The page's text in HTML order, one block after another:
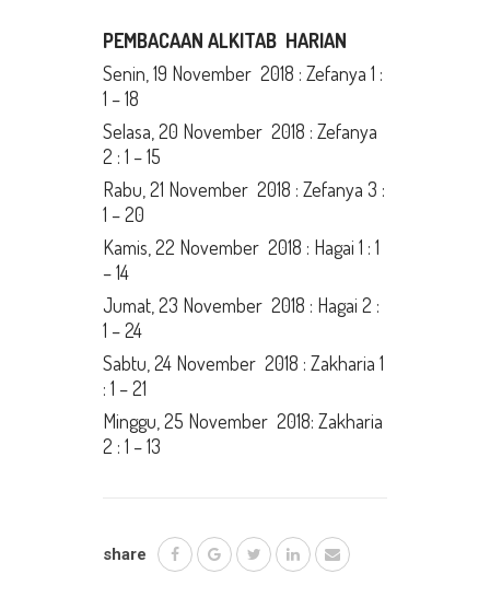
PEMBACAAN ALKITAB HARIAN
Senin, 19 November 2018 : Zefanya 1 :
1 – 18
Selasa, 20 November 2018 : Zefanya
2 : 1 – 15
Rabu, 21 November 2018 : Zefanya 3 :
1 – 20
Kamis, 22 November 2018 : Hagai 1 : 1
– 14
Jumat, 23 November 2018 : Hagai 2 :
1 – 24
Sabtu, 24 November 2018 : Zakharia 1
: 1 – 21
Minggu, 25 November 2018: Zakharia
2 : 1 – 13
share